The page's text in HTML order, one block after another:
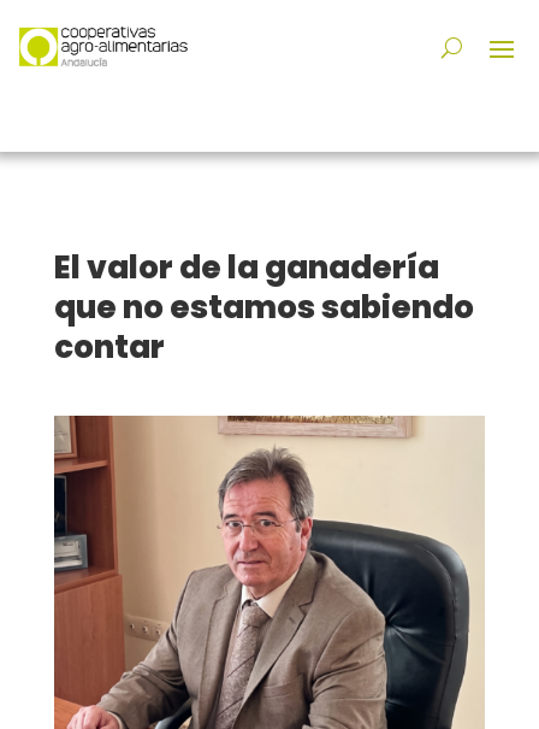
El valor de la ganadería
que no estamos sabiendo
contar